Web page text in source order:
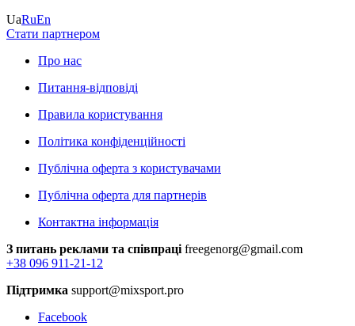
UaRuEn
Стати партнером
Про нас
Питання-відповіді
Правила користування
Політика конфіденційності
Публічна оферта з користувачами
Публічна оферта для партнерів
Контактна інформація
З питань реклами та співпраці freegenorg@gmail.com
+38 096 911-21-12
Підтримка support@mixsport.pro
Facebook